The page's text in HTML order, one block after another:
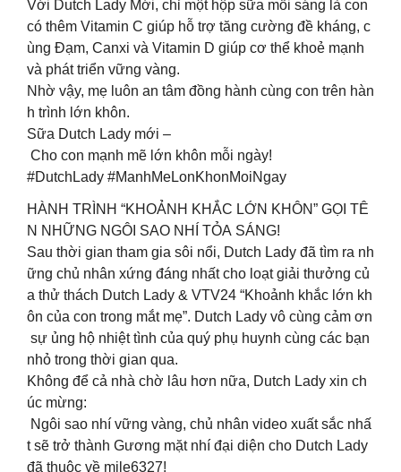
Với Dutch Lady Mới, chỉ một hộp sữa mỗi sáng là con
có thêm Vitamin C giúp hỗ trợ tăng cường đề kháng, c
ùng Đạm, Canxi và Vitamin D giúp cơ thể khoẻ mạnh
và phát triển vững vàng.
Nhờ vậy, mẹ luôn an tâm đồng hành cùng con trên hàn
h trình lớn khôn.
Sữa Dutch Lady mới –
Cho con mạnh mẽ lớn khôn mỗi ngày!
#DutchLady #ManhMeLonKhonMoiNgay
HÀNH TRÌNH “KHOẢNH KHẮC LỚN KHÔN” GỌI TÊ
N NHỮNG NGÔI SAO NHÍ TỎA SÁNG!
Sau thời gian tham gia sôi nổi, Dutch Lady đã tìm ra nh
ững chủ nhân xứng đáng nhất cho loạt giải thưởng củ
a thử thách Dutch Lady & VTV24 “Khoảnh khắc lớn kh
ôn của con trong mắt mẹ”. Dutch Lady vô cùng cảm ơn
sự ủng hộ nhiệt tình của quý phụ huynh cùng các bạn
nhỏ trong thời gian qua.
Không để cả nhà chờ lâu hơn nữa, Dutch Lady xin ch
úc mừng:
Ngôi sao nhí vững vàng, chủ nhân video xuất sắc nhấ
t sẽ trở thành Gương mặt nhí đại diện cho Dutch Lady
đã thuộc về mile6327!